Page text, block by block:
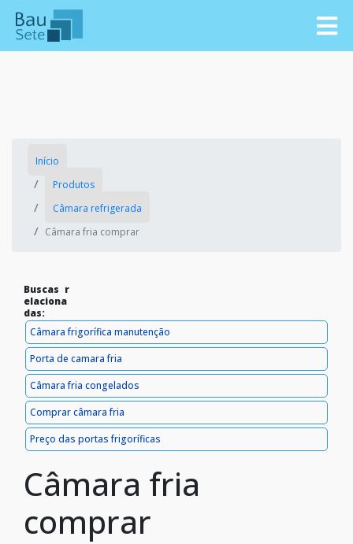
Início
Produtos
Câmara refrigerada
Câmara fria comprar
Buscas r
elaciona
das:
Câmara frigorífica manutenção
Porta de camara fria
Câmara fria congelados
Comprar câmara fria
Preço das portas frigoríficas
Câmara fria
comprar